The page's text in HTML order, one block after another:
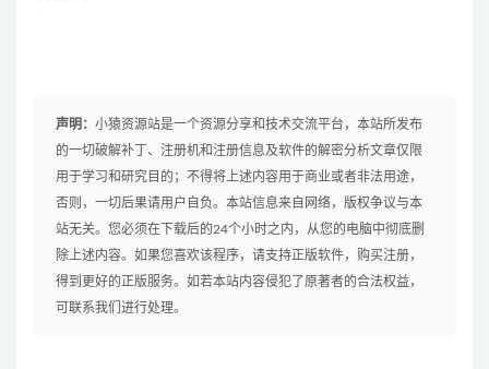
声明： 小猿资源站是一个资源分享和技术交流平台，本站所发布
的一切破解补丁、注册机和注册信息及软件的解密分析文章仅限
用于学习和研究目的；不得将上述内容用于商业或者非法用途，
否则，一切后果请用户自负。本站信息来自网络，版权争议与本
站无关。您必须在下载后的24个小时之内，从您的电脑中彻底删
除上述内容。如果您喜欢该程序，请支持正版软件，购买注册，
得到更好的正版服务。如若本站内容侵犯了原著者的合法权益，
可联系我们进行处理。